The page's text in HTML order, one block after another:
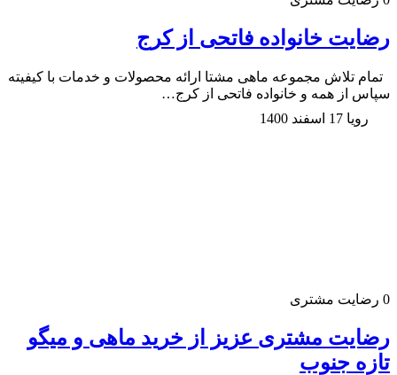
رضایت خانواده فاتحی از کرج
تمام تلاش مجموعه ماهی مشتا ارائه محصولات و خدمات با کیفیته
سپاس از همه و خانواده فاتحی از کرج…
رویا 17 اسفند 1400
0 رضایت مشتری
رضایت مشتری عزیز از خرید ماهی و میگو
تازه جنوب